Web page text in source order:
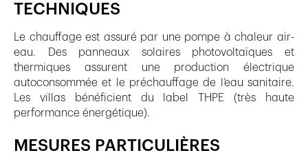
TECHNIQUES
Le chauffage est assuré par une pompe à chaleur air-
eau. Des panneaux solaires photovoltaïques et
thermiques assurent une production électrique
autoconsommée et le préchauffage de l’eau sanitaire.
Les villas bénéficient du label THPE (très haute
performance énergétique).
MESURES PARTICULIÈRES